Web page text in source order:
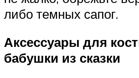
либо темных сапог.
Аксессуары для
бабушки из сказки